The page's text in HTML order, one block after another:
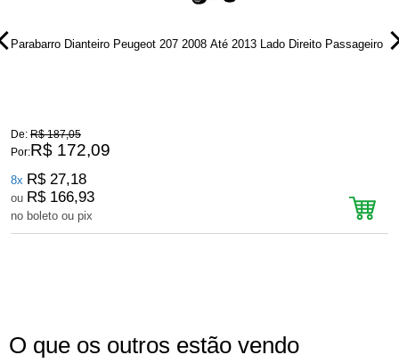
Parabarro Dianteiro Peugeot 207 2008 Até 2013 Lado Direito Passageiro
De: R$ 187,05
Por:R$ 172,09
8x R$ 27,18
ou R$ 166,93
no boleto ou pix
O que os outros estão vendo